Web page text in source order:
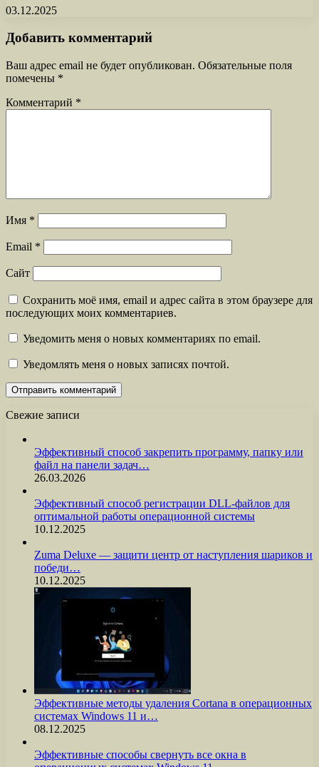
03.12.2025
Добавить комментарий
Ваш адрес email не будет опубликован. Обязательные поля
помечены *
Комментарий *
Имя *
Email *
Сайт
Сохранить моё имя, email и адрес сайта в этом браузере для
последующих моих комментариев.
Уведомить меня о новых комментариях по email.
Уведомлять меня о новых записях почтой.
Свежие записи
Эффективный способ закрепить программу, папку или
файл на панели задач…
26.03.2026
Эффективный способ регистрации DLL-файлов для
оптимальной работы операционной системы
10.12.2025
Zuma Deluxe — защити центр от наступления шариков и
победи…
10.12.2025
Эффективные методы удаления Cortana в операционных
системах Windows 11 и…
08.12.2025
Эффективные способы свернуть все окна в